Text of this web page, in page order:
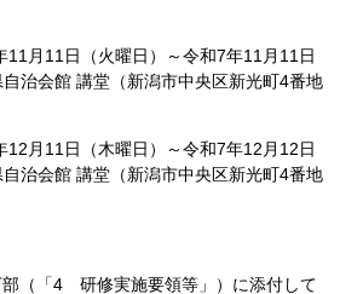
月11日（火曜日）～令和7年11月11日
自治会館 講堂（新潟市中央区新光町4番地
月11日（木曜日）～令和7年12月12日
自治会館 講堂（新潟市中央区新光町4番地
（「4 研修実施要領等」）​に添付して